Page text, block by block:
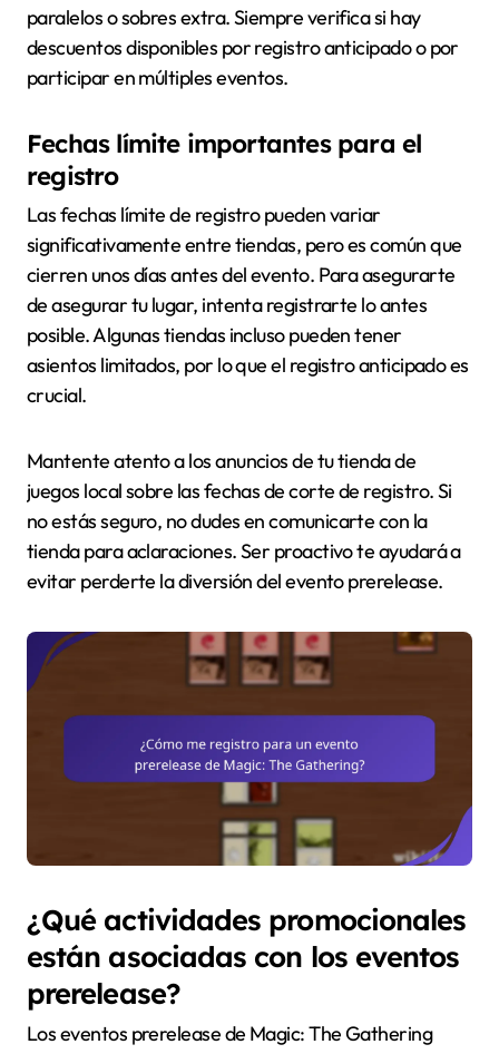
paralelos o sobres extra. Siempre verifica si hay
descuentos disponibles por registro anticipado o por
participar en múltiples eventos.
Fechas límite importantes para el
registro
Las fechas límite de registro pueden variar
significativamente entre tiendas, pero es común que
cierren unos días antes del evento. Para asegurarte
de asegurar tu lugar, intenta registrarte lo antes
posible. Algunas tiendas incluso pueden tener
asientos limitados, por lo que el registro anticipado es
crucial.
Mantente atento a los anuncios de tu tienda de
juegos local sobre las fechas de corte de registro. Si
no estás seguro, no dudes en comunicarte con la
tienda para aclaraciones. Ser proactivo te ayudará a
evitar perderte la diversión del evento prerelease.
¿Qué actividades promocionales
están asociadas con los eventos
prerelease?
Los eventos prerelease de Magic: The Gathering